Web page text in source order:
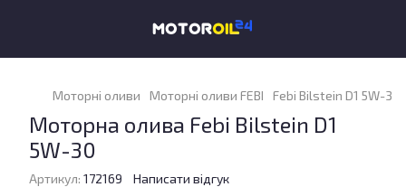
Моторні оливи Моторні оливи FEBI Febi Bilstein D1 5W-30
Моторна олива Febi Bilstein D1
5W-30
Артикул: 172169 Написати відгук